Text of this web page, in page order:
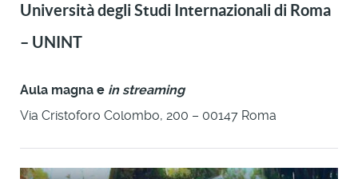
Università degli Studi Internazionali di Roma
– UNINT
Aula magna e in streaming
Via Cristoforo Colombo, 200 – 00147 Roma